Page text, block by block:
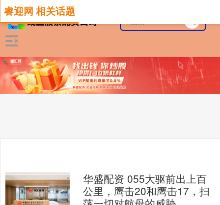
睿迎网 相关话题
华盛配资 055大驱前出上百
公里，鹰击20和鹰击17，扫